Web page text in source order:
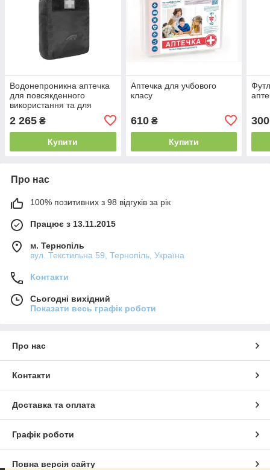
Водонепроникна аптечка
для повсякденного
використання та для
2 265 ₴
Купити
Аптечка для учбового
класу
610₴
Купити
300
Про нас
100% позитивних з 98 відгуків за рік
Працює з 13.11.2015
м. Тернопіль
вул. Текстильна 59, Тернопіль, Україна
Контакти
Сьогодні вихідний
Показати весь графік роботи
Про нас
Контакти
Доставка та оплата
Графік роботи
Повна версія сайту